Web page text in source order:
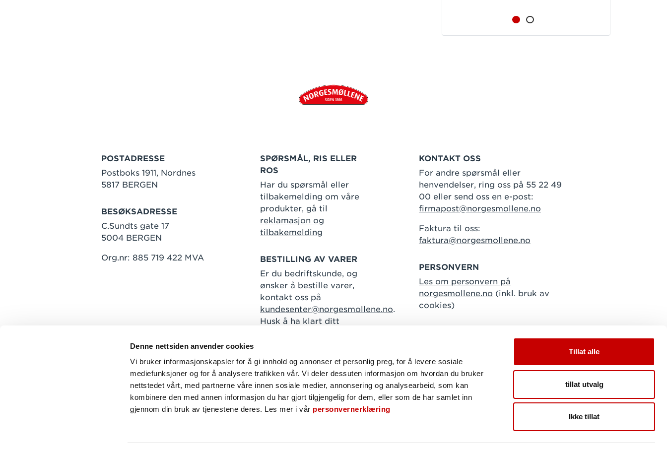
Denne nettsiden anvender cookies
Vi bruker informasjonskapsler for å gi innhold og annonser et personlig preg, for å levere sosiale
mediefunksjoner og for å analysere trafikken vår. Vi deler dessuten informasjon om hvordan du bruker
nettstedet vårt, med partnerne våre innen sosiale medier, annonsering og analysearbeid, som kan
kombinere den med annen informasjon du har gjort tilgjengelig for dem, eller som de har samlet inn
gjennom din bruk av tjenestene deres. Les mer i vår personvernerklæring
Tillat alle
tillat utvalg
Ikke tillat
POSTADRESSE
Postboks 1911, Nordnes
5817 BERGEN
BESØKSADRESSE
C.Sundts gate 17
5004 BERGEN
Org.nr: 885 719 422 MVA
SPØRSMÅL, RIS ELLER
ROS
Har du spørsmål eller
tilbakemelding om våre
produkter, gå til
reklamasjon og
tilbakemelding
BESTILLING AV VARER
Er du bedriftskunde, og
ønsker å bestille varer,
kontakt oss på
kundesenter@norgesmollene.no.
Husk å ha klart ditt
KONTAKT OSS
For andre spørsmål eller
henvendelser, ring oss på 55 22 49
00 eller send oss en e-post:
firmapost@norgesmollene.no
Faktura til oss:
faktura@norgesmollene.no
PERSONVERN
Les om personvern på
norgesmollene.no (inkl. bruk av
cookies)
Følg oss
FacebookInstagramLinkedin
NORGESMØLLENE © 2026